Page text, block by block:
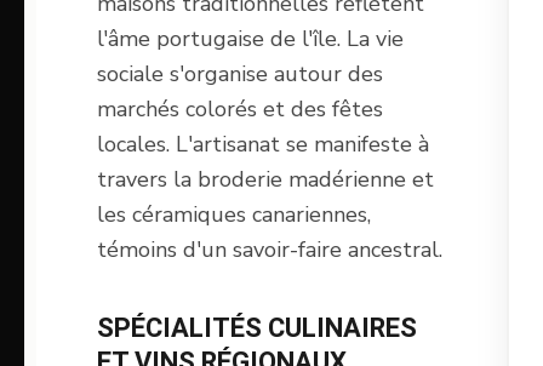
l'âme portugaise de l'île. La vie
sociale s'organise autour des
marchés colorés et des fêtes
locales. L'artisanat se manifeste à
travers la broderie madérienne et
les céramiques canariennes,
témoins d'un savoir-faire ancestral.
SPÉCIALITÉS CULINAIRES